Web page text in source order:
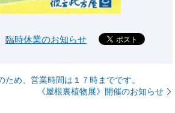
臨時休業のお知らせ
ため、営業時間は１７時までです。
《屋根裏植物展》開催のお知らせ